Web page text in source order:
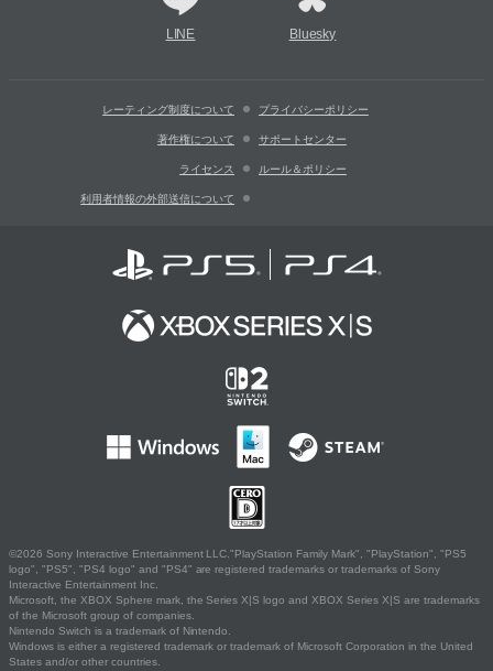
LINE Bluesky
レーティング制度について プライバシーポリシー
著作権について サポートセンター
ライセンス ルール＆ポリシー
利用者情報の外部送信について
©2026 Sony Interactive Entertainment LLC."PlayStation Family Mark", "PlayStation", "PS5
logo", "PS5", "PS4 logo" and "PS4" are registered trademarks or trademarks of Sony
Interactive Entertainment Inc.
Microsoft, the XBOX Sphere mark, the Series X|S logo and XBOX Series X|S are trademarks
of the Microsoft group of companies.
Nintendo Switch is a trademark of Nintendo.
Windows is either a registered trademark or trademark of Microsoft Corporation in the United
States and/or other countries.